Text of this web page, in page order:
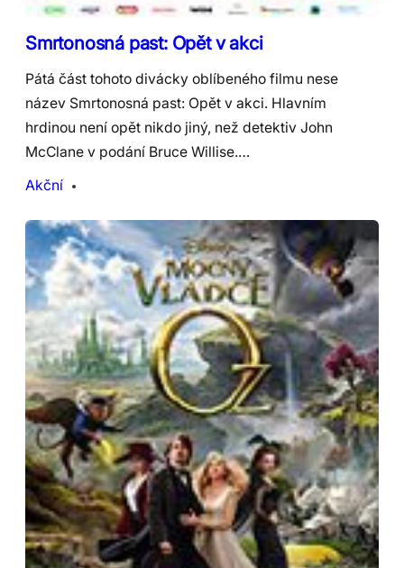
Smrtonosná past: Opět v akci
Pátá část tohoto divácky oblíbeného filmu nese
název Smrtonosná past: Opět v akci. Hlavním
hrdinou není opět nikdo jiný, než detektiv John
McClane v podání Bruce Willise.…
Akční